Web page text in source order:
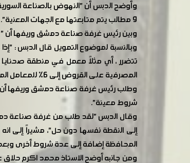
9 مطالب يتم متابعتها مع الجهات المعنية".
وبين رئيس غرفة صناعة دمشق وريفها أن "
المصرفية على القروض إلى 6% للمعامل المتضررة".
وطلب رئيس غرفة صناعة دمشق وريفها أن
شروط معينة".
وقال الدبس "لقد طلب من غرفة صناعة
إلى النقطة نفسها دون حل"، مشيراً إلى
المحافظة إضافة إلى عدة شروط أخرى
ومن جانبه أوضح الاستاذ محمد اكرم